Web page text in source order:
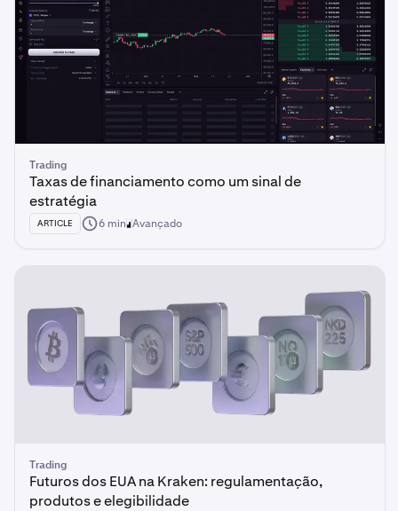
Trading
Taxas de financiamento como um sinal de
estratégia
ARTICLE 6 min Avançado
Trading
Futuros dos EUA na Kraken: regulamentação,
produtos e elegibilidade